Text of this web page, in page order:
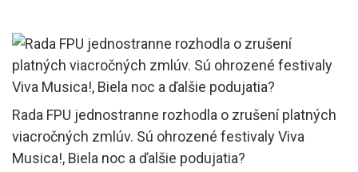
Rada FPU jednostranne rozhodla o zrušení platných
viacročných zmlúv. Sú ohrozené festivaly Viva
Musica!, Biela noc a ďalšie podujatia?